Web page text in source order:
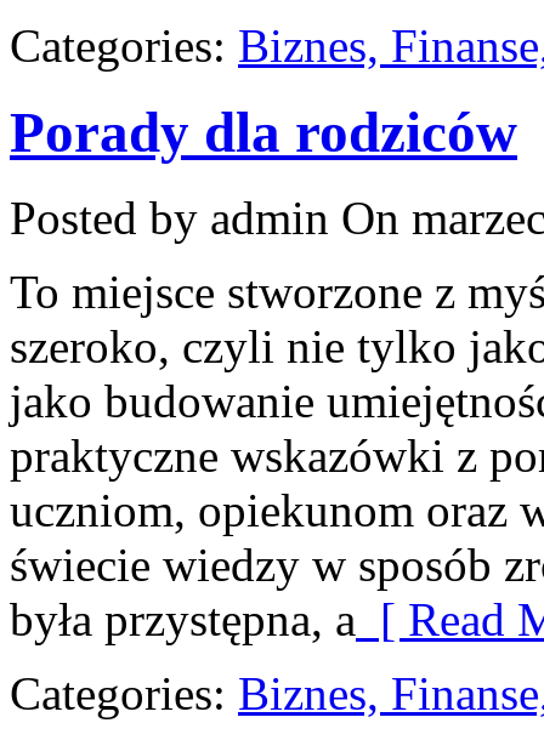
Categories: Biznes,
Porady dla rodziców
Posted by admin On
To miejsce stworzone z
szeroko, czyli nie tylko
jako budowanie
praktyczne wskazówki z
uczniom, opiekunom oraz
świecie wiedzy w sposób
była przystępna, a [ Read
Categories: Biznes,